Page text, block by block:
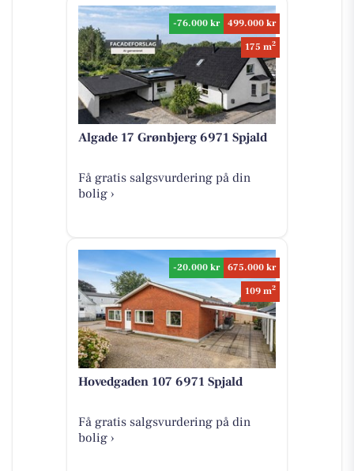
-76.000 kr
499.000 kr
175 m2
Algade 17 Grønbjerg 6971 Spjald
Få gratis salgsvurdering på din
bolig ›
-20.000 kr
675.000 kr
109 m2
Hovedgaden 107 6971 Spjald
Få gratis salgsvurdering på din
bolig ›